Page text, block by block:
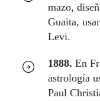
mazo,
Guaita,
Levi.
1888. En
astrología
Paul